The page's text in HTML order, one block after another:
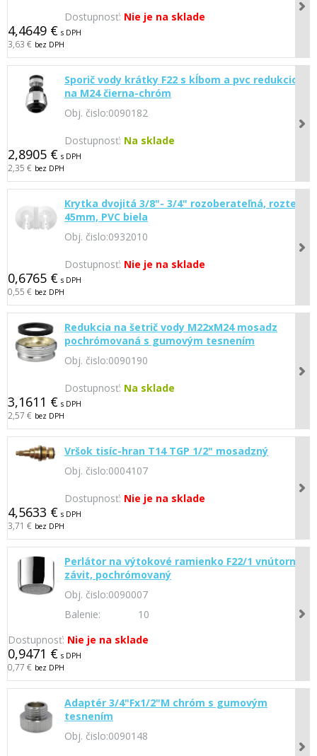
Dostupnosť: Nie je na sklade
4,4649 € s DPH
3,63 € bez DPH
Sporič vody krátky F22 s kĺbom a pvc redukciou
na M24 čierna-chróm
Obj. čislo:0090182
Dostupnosť: Na sklade
2,8905 € s DPH
2,35 € bez DPH
Krytka dvojitá 3/8"- 3/4" rozoberateľná, rozteč
45mm, PVC biela
Obj. čislo:0932010
Dostupnosť: Nie je na sklade
0,6765 € s DPH
0,55 € bez DPH
Redukcia na šetrič vody M22xM24 mosadz
pochrómovaná s gumovým tesnením
Obj. čislo:0090190
Dostupnosť: Na sklade
3,1611 € s DPH
2,57 € bez DPH
Vršok tisíc-hran T14 TGP 1/2" mosadzný
Obj. čislo:0004107
Dostupnosť: Nie je na sklade
4,5633 € s DPH
3,71 € bez DPH
Perlátor na výtokové ramienko F22/1 vnútorný
závit, pochrómovaný
Obj. čislo:0090007
Balenie:
10
Dostupnosť: Nie je na sklade
0,9471 € s DPH
0,77 € bez DPH
Adaptér 3/4"Fx1/2"M chróm s gumovým
tesnením
Obj. čislo:0090148